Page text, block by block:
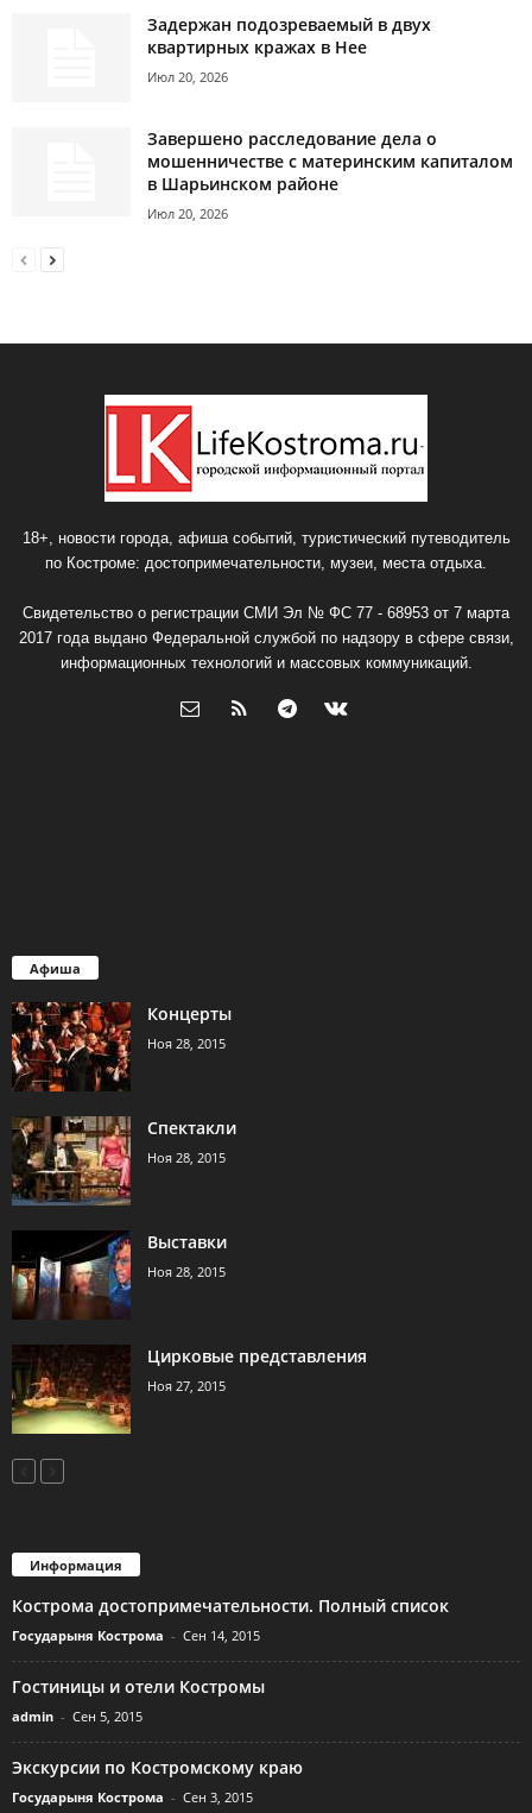
Задержан подозреваемый в двух
квартирных кражах в Нее
Июл 20, 2026
Завершено расследование дела о
мошенничестве с материнским капиталом
в Шарьинском районе
Июл 20, 2026
18+, новости города, афиша событий, туристический путеводитель
по Костроме: достопримечательности, музеи, места отдыха.
Свидетельство о регистрации СМИ Эл № ФС 77 - 68953 от 7 марта
2017 года выдано Федеральной службой по надзору в сфере связи,
информационных технологий и массовых коммуникаций.
Афиша
Концерты
Ноя 28, 2015
Спектакли
Ноя 28, 2015
Выставки
Ноя 28, 2015
Цирковые представления
Ноя 27, 2015
Информация
Кострома достопримечательности. Полный список
Государыня Кострома - Сен 14, 2015
Гостиницы и отели Костромы
admin - Сен 5, 2015
Экскурсии по Костромскому краю
Государыня Кострома - Сен 3, 2015